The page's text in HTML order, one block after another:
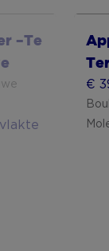
–Te
€